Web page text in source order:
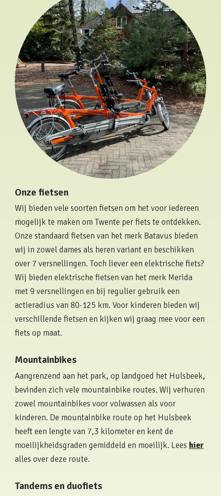
Onze fietsen
Wij bieden vele soorten fietsen om het voor iedereen
mogelijk te maken om Twente per fiets te ontdekken.
Onze standaard fietsen van het merk Batavus bieden
wij in zowel dames als heren variant en beschikken
over 7 versnellingen. Toch liever een elektrische fiets?
Wij bieden elektrische fietsen van het merk Merida
met 9 versnellingen en bij regulier gebruik een
actieradius van 80-125 km. Voor kinderen bieden wij
verschillende fietsen en kijken wij graag mee voor een
fiets op maat.
Mountainbikes
Aangrenzend aan het park, op landgoed het Hulsbeek,
bevinden zich vele mountainbike routes. Wij verhuren
zowel mountainbikes voor volwassen als voor
kinderen. De mountainbike route op het Hulsbeek
heeft een lengte van 7,3 kilometer en kent de
moeilijkheidsgraden gemiddeld en moeilijk. Lees hier
alles over deze route.
Tandems en duofiets